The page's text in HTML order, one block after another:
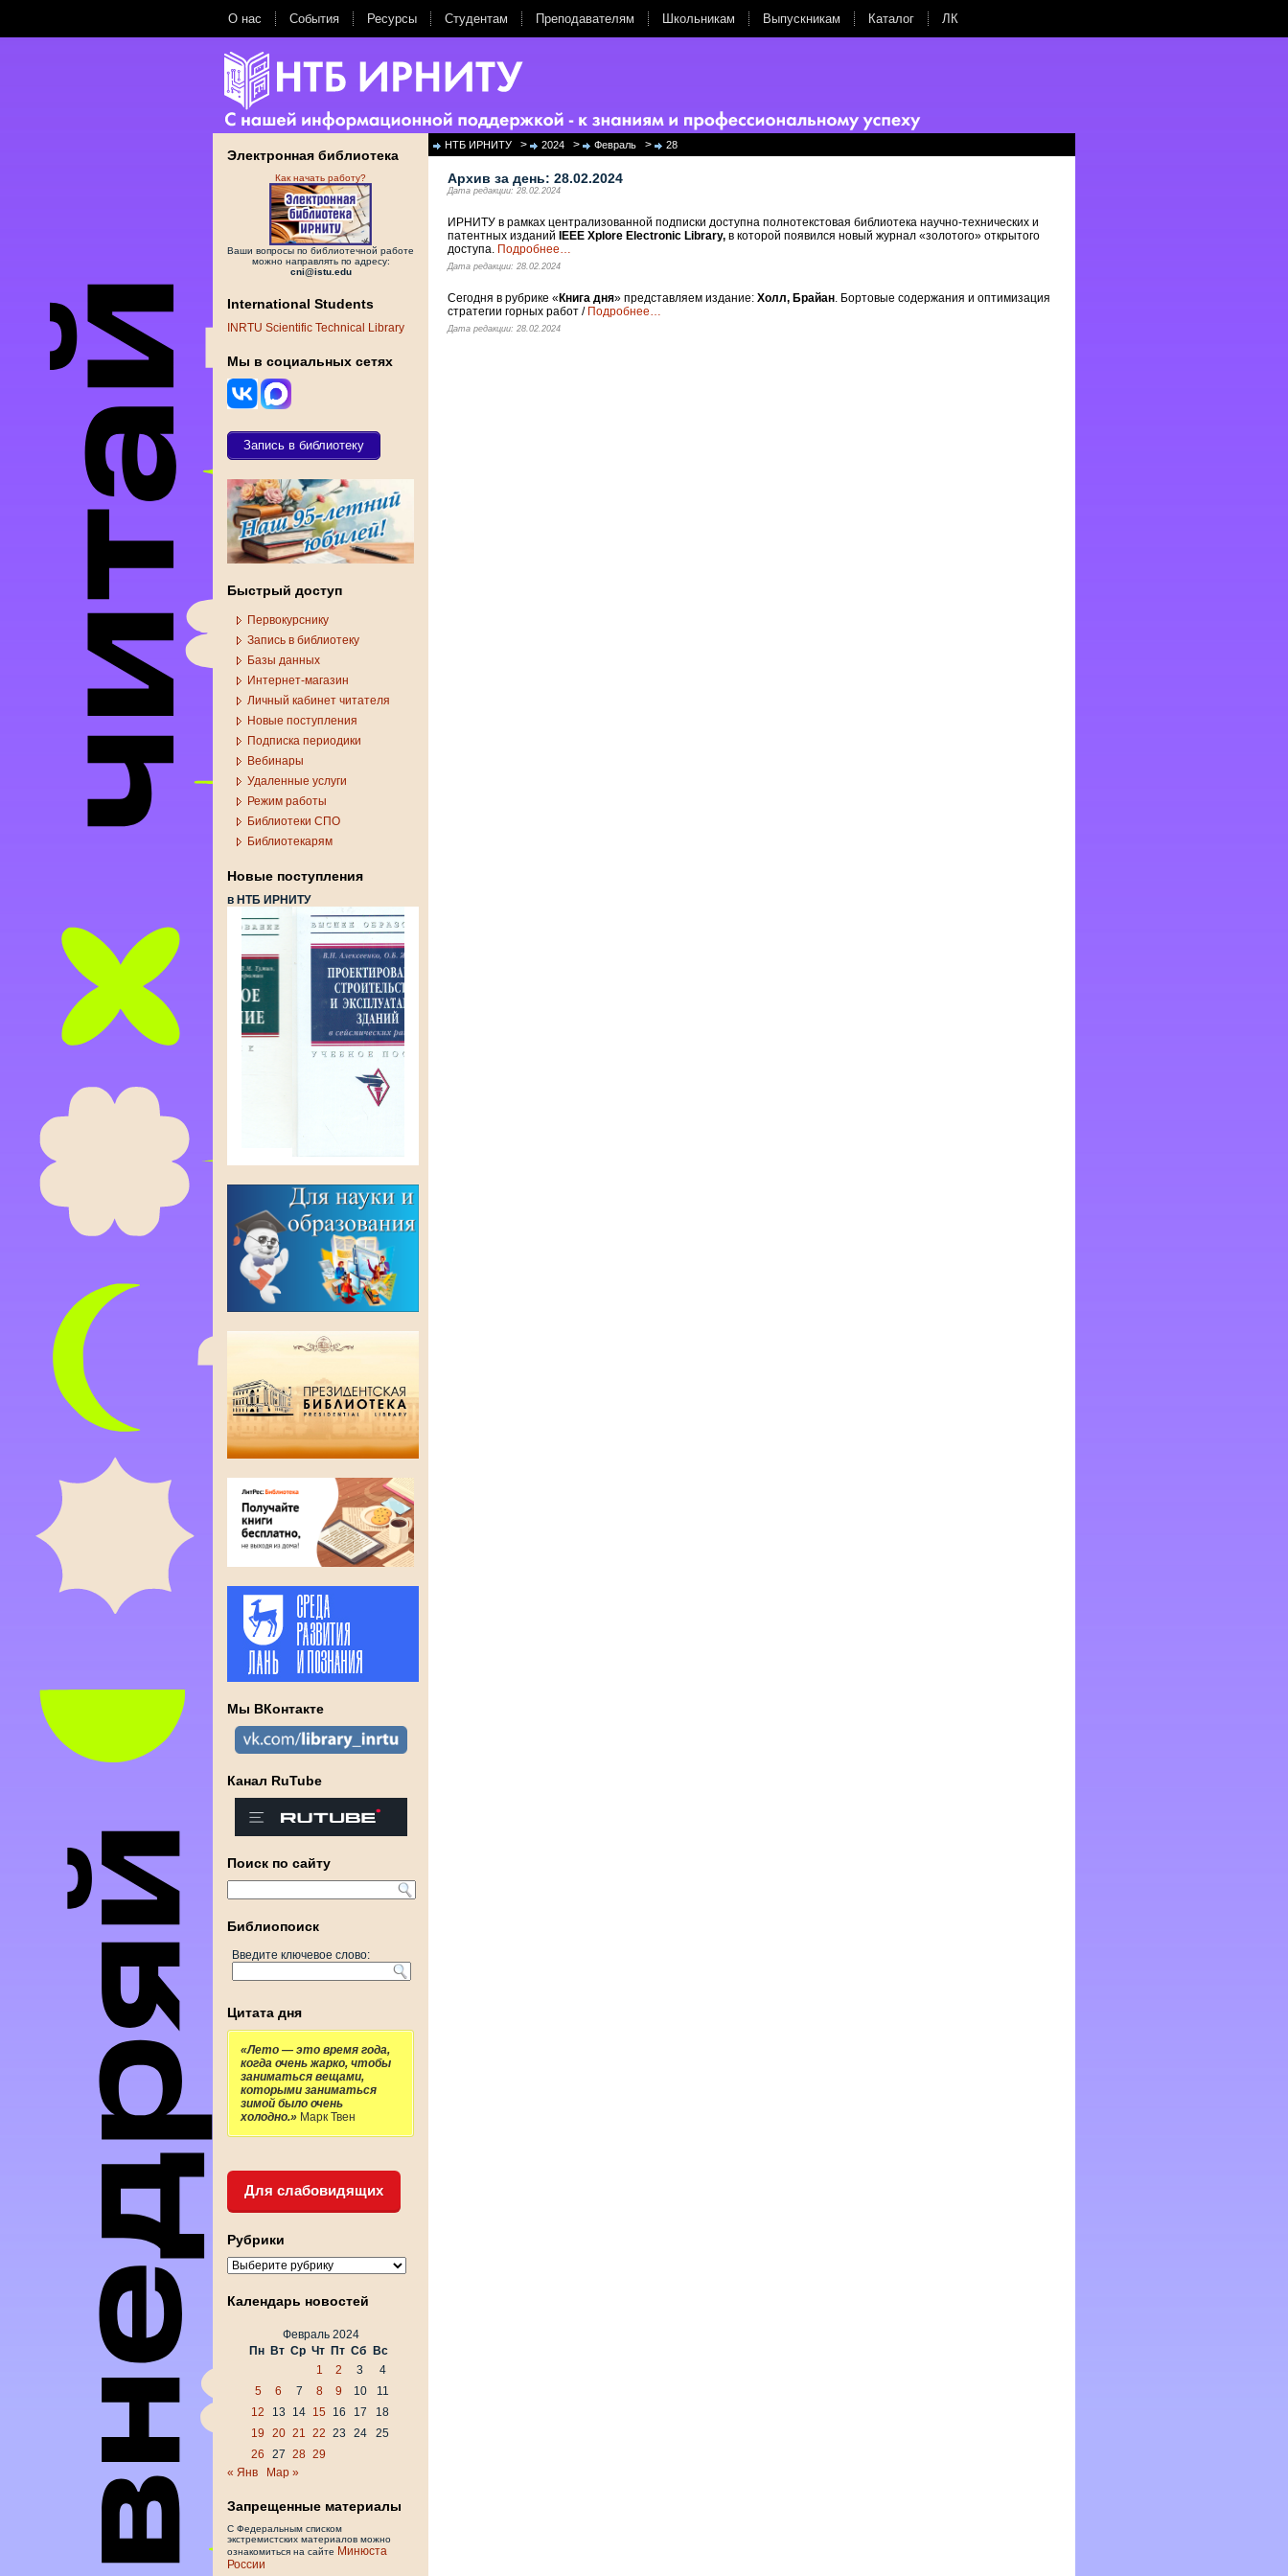
О нас События Ресурсы Студентам Преподавателям Школьникам Выпускникам Каталог ЛК
Электронная библиотека
Как начать работу?
Ваши вопросы по библиотечной работе
можно направлять по адресу:
cni@istu.edu
International Students
INRTU Scientific Technical Library
Мы в социальных сетях
Запись в библиотеку
Быстрый доступ
Первокурснику
Запись в библиотеку
Базы данных
Интернет-магазин
Личный кабинет читателя
Новые поступления
Подписка периодики
Вебинары
Удаленные услуги
Режим работы
Библиотеки СПО
Библиотекарям
Новые поступления
в НТБ ИРНИТУ
Мы ВКонтакте
Канал RuTube
Поиск по сайту
Библиопоиск
Введите ключевое слово:
Цитата дня
«Лето — это время года,
когда очень жарко, чтобы
заниматься вещами,
которыми заниматься
зимой было очень
холодно.» Марк Твен
Для слабовидящих
Рубрики
Рубрики
Календарь новостей
Февраль 2024
Пн Вт Ср Чт Пт Сб
Вс
1
2 3
4
5
6 7 8 9 10
11
12
13 14 15 16 17
18
19
20 21 22 23 24
25
26
27 28 29
« Янв
Мар »
Запрещенные материалы
С Федеральным списком
экстремистских материалов можно
ознакомиться на сайте Минюста
России
НТБ ИРНИТУ > 2024 > Февраль > 28
Архив за день: 28.02.2024
Дата редакции: 28.02.2024
ИРНИТУ в рамках централизованной подписки доступна полнотекстовая библиотека научно-технических и
патентных изданий IEEE Xplore Electronic Library, в которой появился новый журнал «золотого» открытого
доступа. Подробнее…
Дата редакции: 28.02.2024
Сегодня в рубрике « Книга дня» представляем издание: Холл, Брайан. Бортовые содержания и оптимизация
стратегии горных работ / Подробнее…
Дата редакции: 28.02.2024